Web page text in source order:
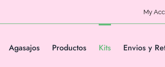
My
Agasajos Productos Kits Envios y